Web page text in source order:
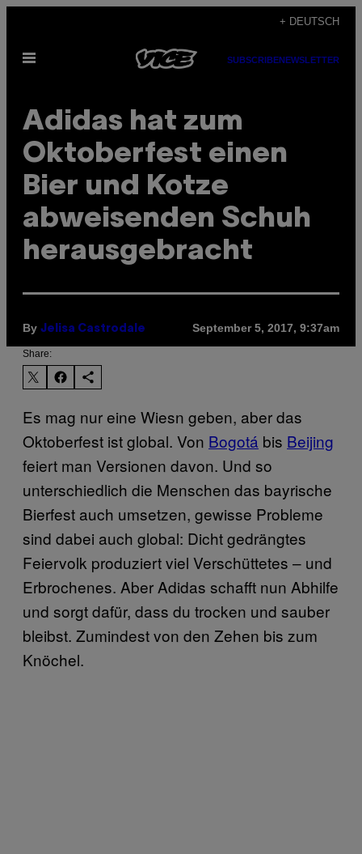
content
+ DEUTSCH
Open
SUBSCRIBENEWSLETTER
Adidas hat zum
Oktoberfest einen
Bier und Kotze
abweisenden Schuh
herausgebracht
By Jelisa Castrodale September 5, 2017, 9:37am
Share:
Es mag nur eine Wiesn geben, aber das
Oktoberfest ist global. Von Bogotá bis Beijing
feiert man Versionen davon. Und so
unterschiedlich die Menschen das bayrische
Bierfest auch umsetzen, gewisse Probleme
sind dabei auch global: Dicht gedrängtes
Feiervolk produziert viel Verschüttetes – und
Erbrochenes. Aber Adidas schafft nun Abhilfe
und sorgt dafür, dass du trocken und sauber
bleibst. Zumindest von den Zehen bis zum
Knöchel.